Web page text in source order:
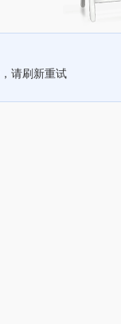
请刷新重试